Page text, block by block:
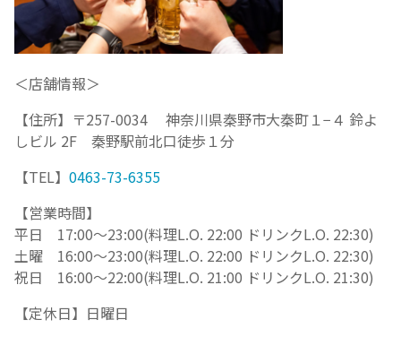
＜店舗情報＞
【住所】〒257-0034 神奈川県秦野市大秦町１−４ 鈴よ
しビル 2F 秦野駅前北口徒歩１分
【TEL】 0463-73-6355
【営業時間】
平日 17:00～23:00(料理L.O. 22:00 ドリンクL.O. 22:30)
土曜 16:00～23:00(料理L.O. 22:00 ドリンクL.O. 22:30)
祝日 16:00～22:00(料理L.O. 21:00 ドリンクL.O. 21:30)
【定休日】日曜日